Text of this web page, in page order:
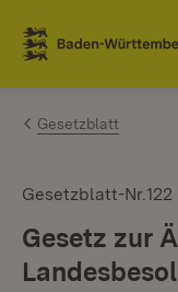
Zum Inhalt
Link zur
Gesetzblatt
Gesetzblatt-Nr.122
Gesetz zur